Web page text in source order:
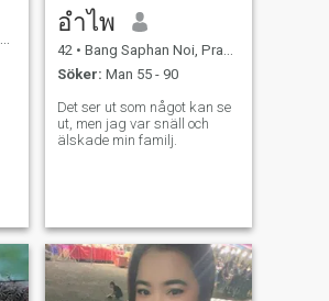
อำไพ
42 • Bang Saphan Noi, Prachuap Khiri Khan, Thailand
Söker: Man 55 - 90
Det ser ut som något kan se
ut, men jag var snäll och
älskade min familj.